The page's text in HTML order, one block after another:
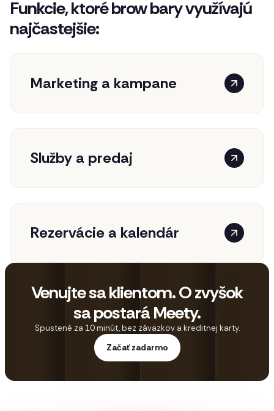
Funkcie, ktoré brow bary využívajú
najčastejšie:
Marketing a kampane
Služby a predaj
Rezervácie a kalendár
Venujte sa klientom. O zvyšok
sa postará Meety.
Spustené za 10 minút, bez záväzkov a kreditnej karty.
Začať zadarmo